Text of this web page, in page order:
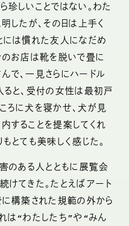
珍しいことではない。わた
したが、その日は上手く
には慣れた友人になだめ
のお店は靴を脱いで畳に
で、一見さらにハードル
ると、受付の女性は最初戸
ろに犬を寝かせ、犬が見
することを提案してくれ
とても美味しく感じた。
のある人とともに展覧会
けてきた。たとえばアート
に構築された規範の外から
は“わたしたち”や“みん